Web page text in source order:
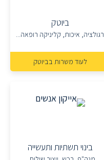
ביוטק
רגולציה, איכות, קליניקה רופאה...
לעוד משרות בביוטק
בינוי תשתיות ותעשייה